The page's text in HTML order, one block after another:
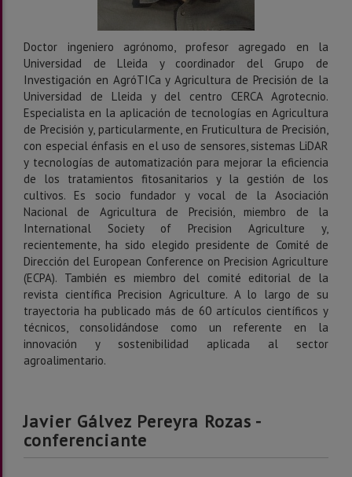
Doctor ingeniero agrónomo, profesor agregado en la
Universidad de Lleida y coordinador del Grupo de
Investigación en AgróTICa y Agricultura de Precisión de la
Universidad de Lleida y del centro CERCA Agrotecnio.
Especialista en la aplicación de tecnologías en Agricultura
de Precisión y, particularmente, en Fruticultura de Precisión,
con especial énfasis en el uso de sensores, sistemas LiDAR
y tecnologías de automatización para mejorar la eficiencia
de los tratamientos fitosanitarios y la gestión de los
cultivos. Es socio fundador y vocal de la Asociación
Nacional de Agricultura de Precisión, miembro de la
International Society of Precision Agriculture y,
recientemente, ha sido elegido presidente de Comité de
Dirección del European Conference on Precision Agriculture
(ECPA). También es miembro del comité editorial de la
revista científica Precision Agriculture. A lo largo de su
trayectoria ha publicado más de 60 artículos científicos y
técnicos, consolidándose como un referente en la
innovación y sostenibilidad aplicada al sector
agroalimentario.
Javier Gálvez Pereyra Rozas -
conferenciante